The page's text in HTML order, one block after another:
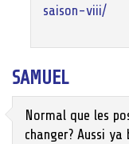
saison-viii/
SAMUEL
Normal que les
changer? Aussi